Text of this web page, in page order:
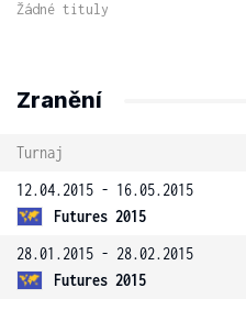
Žádné tituly
Zranění
Turnaj
12.04.2015 - 16.05.2015
Futures 2015
28.01.2015 - 28.02.2015
Futures 2015